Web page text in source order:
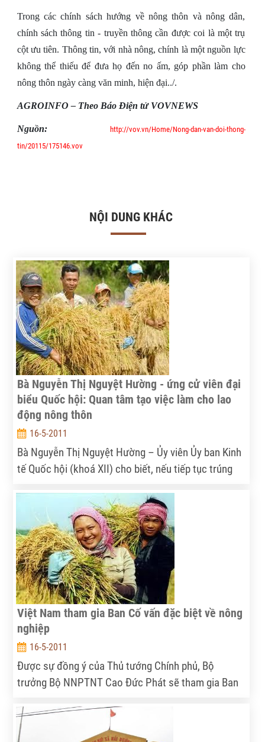
Trong các chính sách hướng về nông thôn và nông dân,
chính sách thông tin - truyền thông cần được coi là một trụ
cột ưu tiên. Thông tin, với nhà nông, chính là một nguồn lực
không thể thiếu để đưa họ đến no ấm, góp phần làm cho
nông thôn ngày càng văn minh, hiện đại../.
AGROINFO – Theo Báo Điện tử VOVNEWS
Nguồn:
http://vov.vn/Home/Nong-dan-van-doi-thong-
tin/20115/175146.vov
NỘI DUNG KHÁC
Bà Nguyễn Thị Nguyệt Hường - ứng cử viên đại
biểu Quốc hội: Quan tâm tạo việc làm cho lao
động nông thôn
16-5-2011
Bà Nguyễn Thị Nguyệt Hường – Ủy viên Ủy ban Kinh
tế Quốc hội (khoá XII) cho biết, nếu tiếp tục trúng
tâm là đào tạo nghề và giải quyết việc làm cho lao
động nông thôn gắn liền với chuyển dịch cơ cấu kinh
tế.
Việt Nam tham gia Ban Cố vấn đặc biệt về nông
nghiệp
16-5-2011
Được sự đồng ý của Thủ tướng Chính phủ, Bộ
trưởng Bộ NNPTNT Cao Đức Phát sẽ tham gia Ban
- biến đổi khí hậu do Ngân hàng Thế giới (WB) và Hà
Lan khởi xướng.